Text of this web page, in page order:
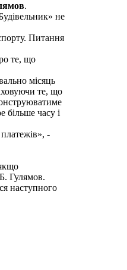
.
не
Питання
те, що
місяць
те, що
більше часу і
-
Гулямов.
наступного